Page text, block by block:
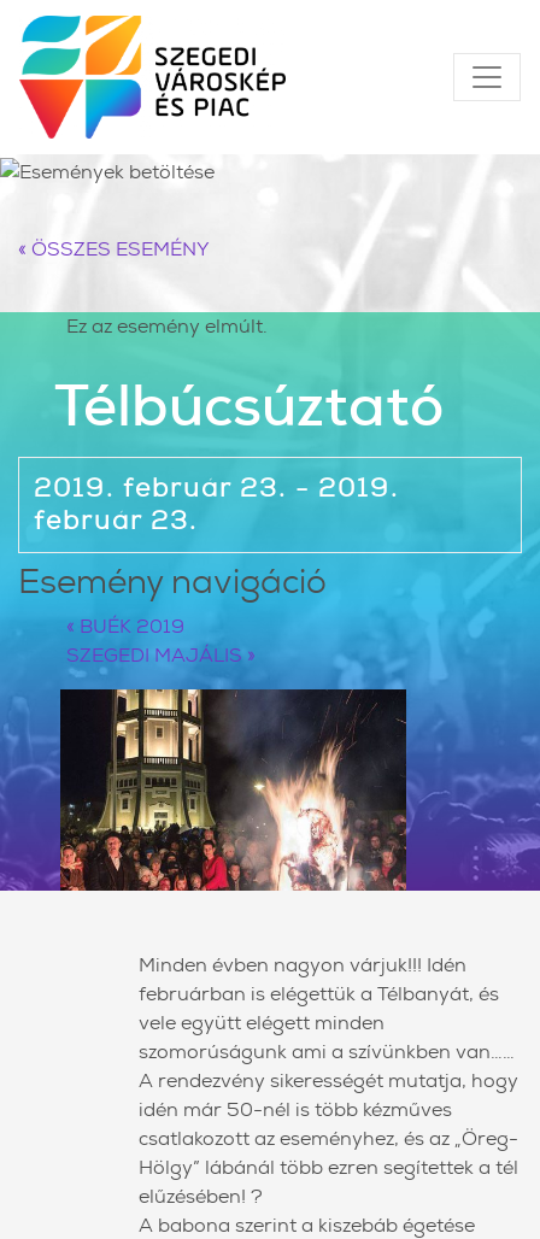
« ÖSSZES ESEMÉNY
Ez az esemény elmúlt.
Télbúcsúztató
2019. február 23. - 2019.
február 23.
Esemény navigáció
« BUÉK 2019
SZEGEDI MAJÁLIS »
Minden évben nagyon várjuk!!! Idén
februárban is elégettük a Télbanyát, és
vele együtt elégett minden
szomorúságunk ami a szívünkben van……
A rendezvény sikerességét mutatja, hogy
idén már 50-nél is több kézműves
csatlakozott az eseményhez, és az „Öreg-
Hölgy” lábánál több ezren segítettek a tél
elűzésében! ?
A babona szerint a kiszebáb égetése